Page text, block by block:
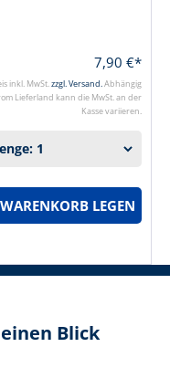
7,90 €*
inkl. MwSt. zzgl. Versand. Abhängig
Lieferland kann die MwSt. an der
Kasse variieren.
LEGEN
Blick